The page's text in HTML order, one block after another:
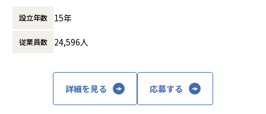
ィングを融合し、課題解決から価値創造までを一貫して支援
輸送用機器、産業用機械、精密機器、電子部品、医療機器な
さらに、体系的な教育・研修制度を通じて先端技術の習得を
促進し、エンジニア一人ひとりの専門性向上と高付加価値化
に渡ります。いわゆる技術者派遣と呼ばれ
働く場所に関わらない事業支援や最新技術を
用いた研究開発などを行っています。
設立年数 15年
従業員数 24,596人
詳細を見る 応募する